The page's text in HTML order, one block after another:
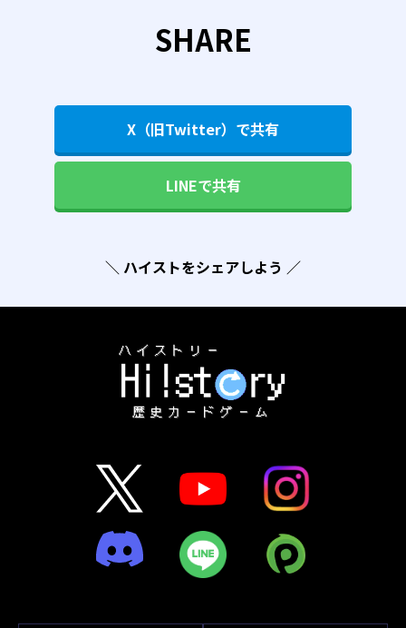
SHARE
X（旧Twitter）で共有
LINEで共有
＼ ハイストをシェアしよう ／